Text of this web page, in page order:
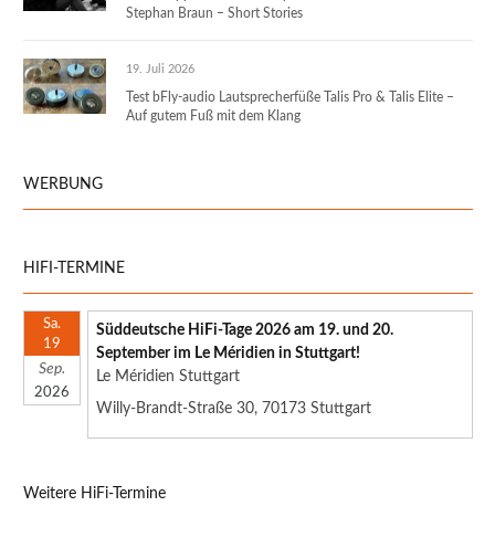
Stephan Braun – Short Stories
19. Juli 2026
Test bFly-audio Lautsprecherfüße Talis Pro & Talis Elite –
Auf gutem Fuß mit dem Klang
WERBUNG
HIFI-TERMINE
Sa.
19
Sep.
2026
Süddeutsche HiFi-Tage 2026 am 19. und 20.
September im Le Méridien in Stuttgart!
Le Méridien Stuttgart
Willy-Brandt-Straße 30, 70173 Stuttgart
Weitere HiFi-Termine